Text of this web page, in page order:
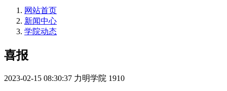
网站首页
新闻中心
学院动态
喜报
2023-02-15 08:30:37 力明学院 1910